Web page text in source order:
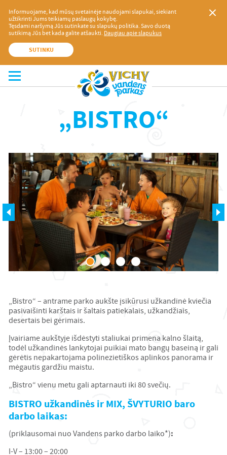
Informuojame, kad mūsų svetainėje naudojami slapukai, siekiant
užtikrinti Jums teikiamų paslaugų kokybę.
Tęsdami naršymą Jūs sutinkate su slapukų politika. Savo duotą
sutikimą Jūs bet kada galite atšaukti. Daugiau apie slapukus
SUTINKU
„BISTRO“
„Bistro“ – antrame parko aukšte įsikūrusi užkandinė kviečia
pasivaišinti karštais ir šaltais patiekalais, užkandžiais,
desertais bei gėrimais.
Įvairiame aukštyje išdėstyti staliukai primena kalno šlaitą,
todėl užkandinės lankytojai puikiai mato bangų baseiną ir gali
gėrėtis nepakartojama polinezietiškos aplinkos panorama ir
mėgautis gardžiu maistu.
„Bistro“ vienu metu gali aptarnauti iki 80 svečių.
BISTRO užkandinės ir MIX, ŠVYTURIO baro
darbo laikas:
(priklausomai nuo Vandens parko darbo laiko*):
I-V – 13:00 – 20:00